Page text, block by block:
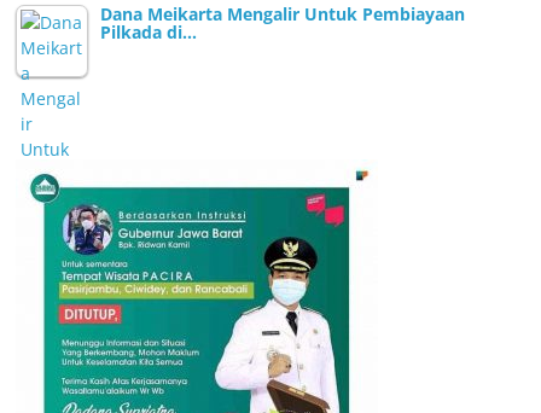
Dana Meikarta Mengalir Untuk Pembiayaan
Pilkada di…